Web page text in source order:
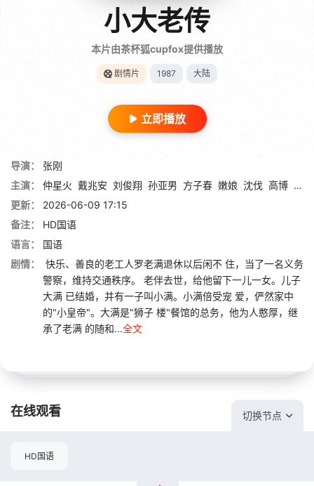
小大老传
本片由茶杯狐cupfox提供播放
剧情片 1987 大陆
立即播放
导演：
张刚
主演：
仲星火 戴兆安 刘俊翔 孙亚男 方子春 嫩娘 沈伐 高博 董奇
更新：
2026-06-09 17:15
备注：
HD国语
语言：
国语
剧情：
快乐、善良的老工人罗老满退休以后闲不 住，当了一名义务
警察，维持交通秩序。 老伴去世，给他留下一儿一女。儿子
大满 已结婚，并有一子叫小满。小满倍受宠 爱，俨然家中
的"小皇帝"。大满是"狮子 楼"餐馆的总务，他为人憨厚，继
承了老满 的随和...全文
在线观看 切换节点
HD国语